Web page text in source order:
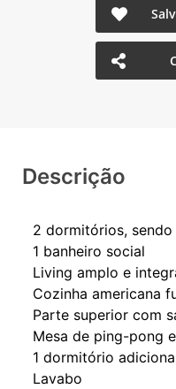
Descrição
2 dormitórios,
1 banheiro social
Living amplo e
Cozinha americana
Parte superior com
Mesa de ping-pong
1 dormitório
Lavabo